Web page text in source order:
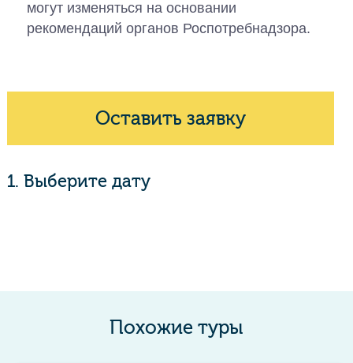
могут изменяться на основании
рекомендаций органов Роспотребнадзора.
Оставить заявку
1. Выберите дату
Похожие туры